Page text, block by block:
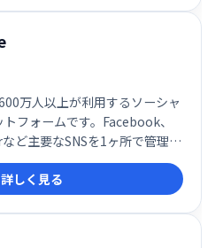
万人以上が利用するソーシャ
フォームです。Facebook、
主要なSNSを1ヶ所で管理・
連携もスムーズです。安全な環
戦略を実行し、顧客エンゲー
向上に貢献します。多様なデバ
率的なソーシャルメディアマ
す。
詳しく見る